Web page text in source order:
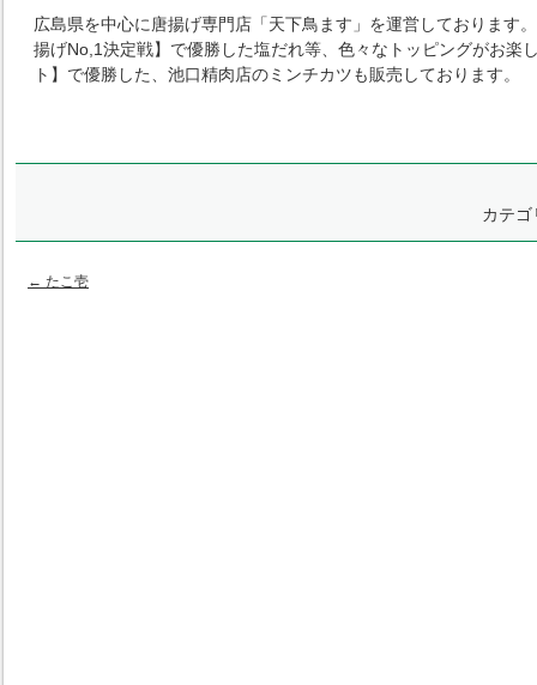
広島県を中心に唐揚げ専門店「天下鳥ます」を運営しております
揚げNo,1決定戦】で優勝した塩だれ等、色々なトッピングがお楽
ト】で優勝した、池口精肉店のミンチカツも販売しております。
カテゴ
← たこ壱